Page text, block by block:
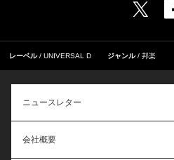
レーベル UNIVERSAL D ジャンル 邦楽
ニュースレター
会社概要